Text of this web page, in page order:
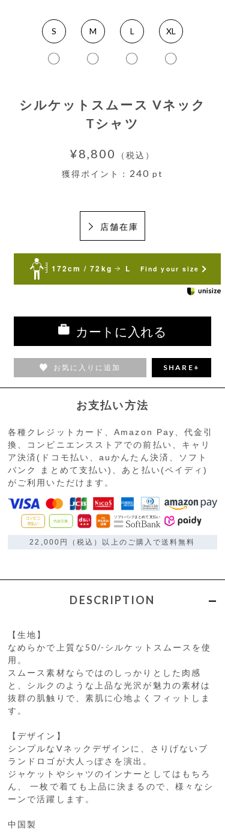
S M L XL
シルケットスムース Vネック
Tシャツ
¥8,800
（税込）
獲得ポイント： 240 pt
店舗在庫
172cm / 72kg L Find your size
カートに入れる
お気に入りに追加 SHARE+
お支払い方法
各種クレジットカード、Amazon Pay、代金引
換、コンビニエンスストアでの前払い、キャリ
ア決済(ドコモ払い、auかんたん決済、ソフト
バンク まとめて支払い)、あと払い(ペイディ)
がご利用いただけます。
22,000円（税込）以上のご購入で送料無料
DESCRIPTION
【生地】
なめらかで上質な50/-シルケットスムースを使
用。
スムース素材ならではのしっかりとした肉感
と、シルクのような上品な光沢が魅力の素材は
抜群の肌触りで、素肌に心地よくフィットしま
す。
【デザイン】
シンプルなVネックデザインに、さりげないブ
ランドロゴが大人っぽさを演出。
ジャケットやシャツのインナーとしてはもちろ
ん、 一枚で着ても上品に決まるので、様々なシ
ーンで活躍します。
中国製